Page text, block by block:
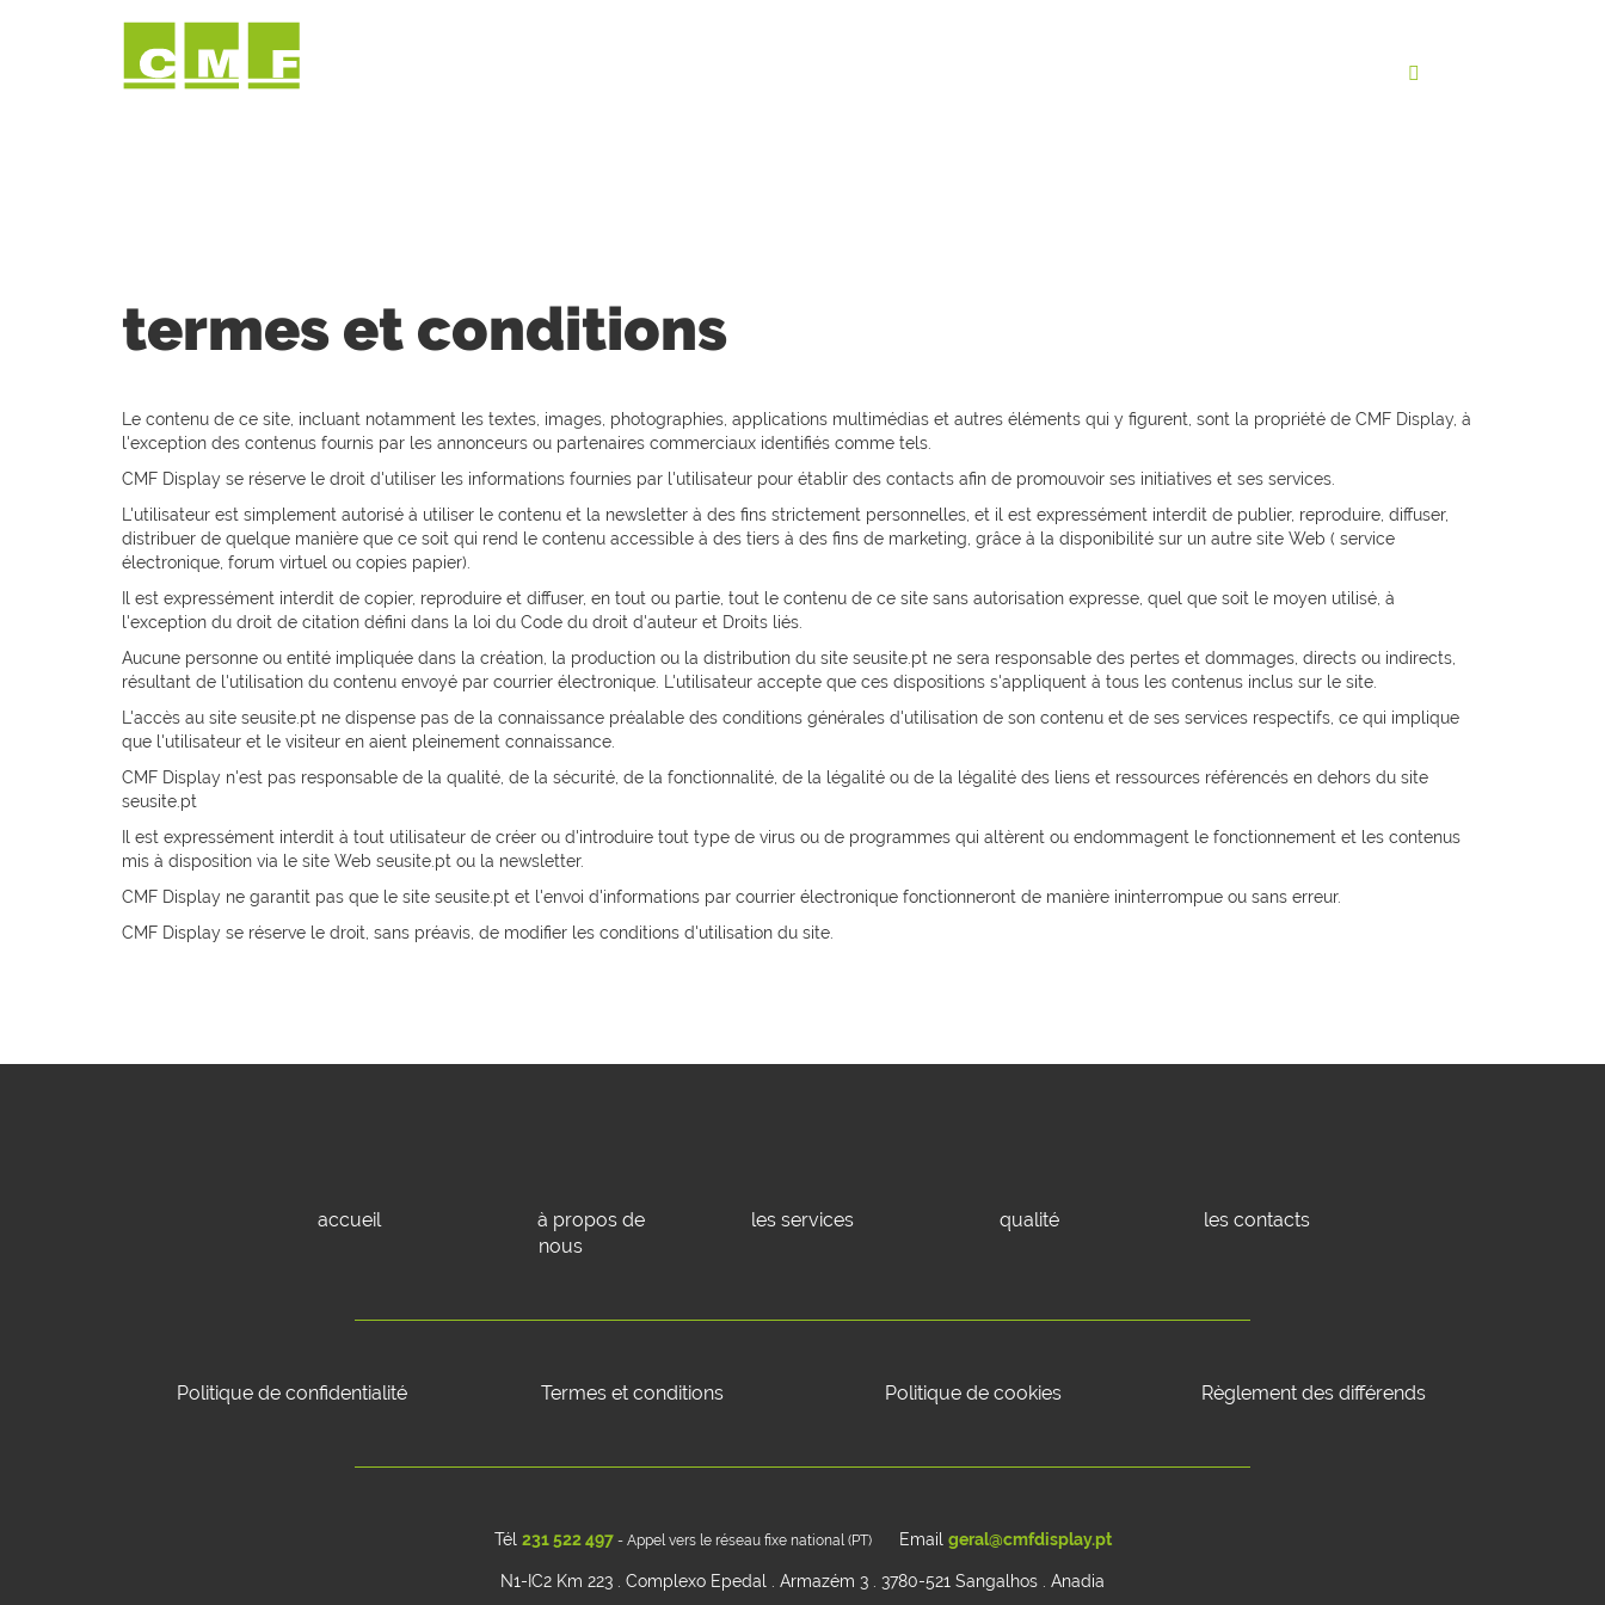
termes et conditions
Le contenu de ce site, incluant notamment les textes, images, photographies, applications multimédias et autres éléments qui y figurent, sont la propriété de CMF Display, à
l'exception des contenus fournis par les annonceurs ou partenaires commerciaux identifiés comme tels.
CMF Display se réserve le droit d'utiliser les informations fournies par l'utilisateur pour établir des contacts afin de promouvoir ses initiatives et ses services.
L'utilisateur est simplement autorisé à utiliser le contenu et la newsletter à des fins strictement personnelles, et il est expressément interdit de publier, reproduire, diffuser,
distribuer de quelque manière que ce soit qui rend le contenu accessible à des tiers à des fins de marketing, grâce à la disponibilité sur un autre site Web ( service
électronique, forum virtuel ou copies papier).
Il est expressément interdit de copier, reproduire et diffuser, en tout ou partie, tout le contenu de ce site sans autorisation expresse, quel que soit le moyen utilisé, à
l'exception du droit de citation défini dans la loi du Code du droit d'auteur et Droits liés.
Aucune personne ou entité impliquée dans la création, la production ou la distribution du site seusite.pt ne sera responsable des pertes et dommages, directs ou indirects,
résultant de l'utilisation du contenu envoyé par courrier électronique. L'utilisateur accepte que ces dispositions s'appliquent à tous les contenus inclus sur le site.
L'accès au site seusite.pt ne dispense pas de la connaissance préalable des conditions générales d'utilisation de son contenu et de ses services respectifs, ce qui implique
que l'utilisateur et le visiteur en aient pleinement connaissance.
CMF Display n'est pas responsable de la qualité, de la sécurité, de la fonctionnalité, de la légalité ou de la légalité des liens et ressources référencés en dehors du site
seusite.pt
Il est expressément interdit à tout utilisateur de créer ou d'introduire tout type de virus ou de programmes qui altèrent ou endommagent le fonctionnement et les contenus
mis à disposition via le site Web seusite.pt ou la newsletter.
CMF Display ne garantit pas que le site seusite.pt et l'envoi d'informations par courrier électronique fonctionneront de manière ininterrompue ou sans erreur.
CMF Display se réserve le droit, sans préavis, de modifier les conditions d'utilisation du site.
accueil
à propos de
nous
les services qualité les contacts
Politique de confidentialité Termes et conditions Politique de cookies Règlement des différends
Tél 231 522 497- Appel vers le réseau fixe national (PT) Email geral@cmfdisplay.pt
N1-IC2 Km 223 . Complexo Epedal . Armazém 3 . 3780-521 Sangalhos . Anadia